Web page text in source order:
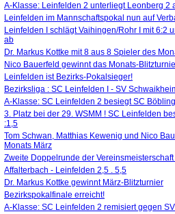
A-Klasse: Leinfelden 2 unterliegt Leonberg 2
Leinfelden im Mannschaftspokal nun auf
Leinfelden I schlägt Vaihingen/Rohr I mit 6:2
ab
Dr. Markus Kottke mit 8 aus 8 Spieler des
Nico Bauerfeld gewinnt das Monats-
Leinfelden ist Bezirks-Pokalsieger!
Bezirksliga : SC Leinfelden I - SV
A-Klasse: SC Leinfelden 2 besiegt SC
3. Platz bei der 29. WSMM ! SC Leinfelden
:1,5
Tom Schwan, Matthias Kewenig und Nico
Monats März
Zweite Doppelrunde der
Affalterbach - Leinfelden 2,5 . 5,5
Dr. Markus Kottke gewinnt März-Blitzturnier
Bezirkspokalfinale erreicht!
A-Klasse: SC Leinfelden 2 remisiert gegen